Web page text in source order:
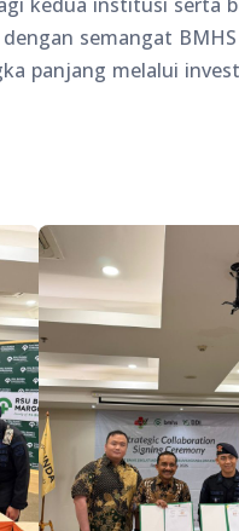
semangat BMHS
panjang melalui